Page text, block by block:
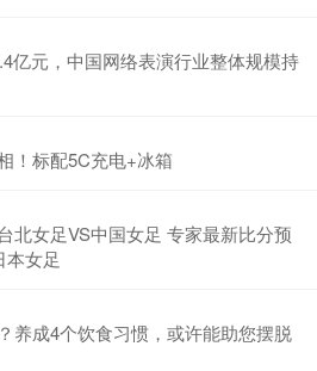
亿元，中国网络表演行业整体规模持
！标配5C充电+冰箱
北女足VS中国女足 专家最新比分预
本女足
养成4个饮食习惯，或许能助您摆脱